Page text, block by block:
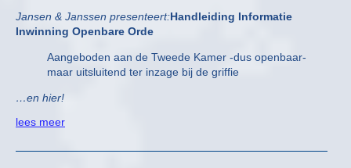
Jansen & Janssen presenteert:Handleiding Informatie
Inwinning Openbare Orde
Aangeboden aan de Tweede Kamer -dus openbaar-
maar uitsluitend ter inzage bij de griffie
…en hier!
lees meer